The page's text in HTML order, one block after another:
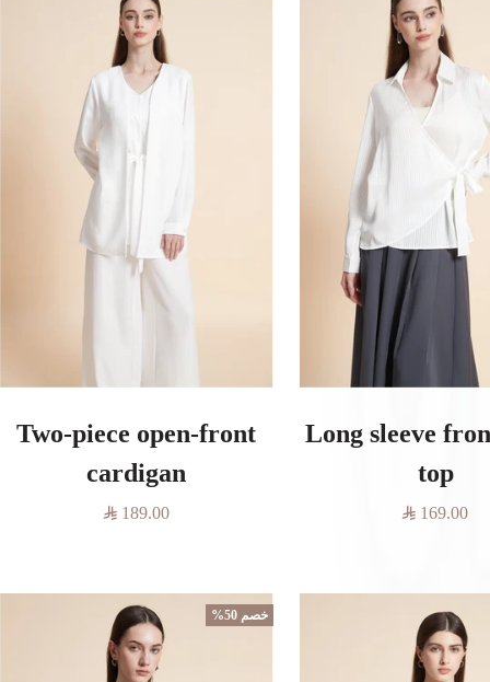
Long sleeve
top
السعر
169.00
Two-piece open-front
cardigan
السعر
189.00
خصم 50%